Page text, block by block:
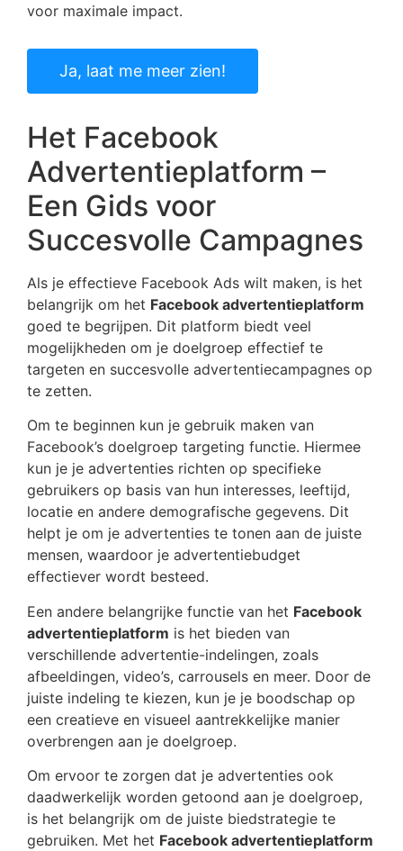
voor maximale impact.
Ja, laat me meer zien!
Het Facebook
Advertentieplatform –
Een Gids voor
Succesvolle Campagnes
Als je effectieve Facebook Ads wilt maken, is het
belangrijk om het Facebook advertentieplatform
goed te begrijpen. Dit platform biedt veel
mogelijkheden om je doelgroep effectief te
targeten en succesvolle advertentiecampagnes op
te zetten.
Om te beginnen kun je gebruik maken van
Facebook’s doelgroep targeting functie. Hiermee
kun je je advertenties richten op specifieke
gebruikers op basis van hun interesses, leeftijd,
locatie en andere demografische gegevens. Dit
helpt je om je advertenties te tonen aan de juiste
mensen, waardoor je advertentiebudget
effectiever wordt besteed.
Een andere belangrijke functie van het Facebook
advertentieplatform is het bieden van
verschillende advertentie-indelingen, zoals
afbeeldingen, video’s, carrousels en meer. Door de
juiste indeling te kiezen, kun je je boodschap op
een creatieve en visueel aantrekkelijke manier
overbrengen aan je doelgroep.
Om ervoor te zorgen dat je advertenties ook
daadwerkelijk worden getoond aan je doelgroep,
is het belangrijk om de juiste biedstrategie te
gebruiken. Met het Facebook advertentieplatform